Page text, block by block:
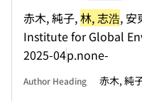
赤木, 純子,林, 志浩, 安
Institute for Global
2025-04p.none-
Author Heading 赤木, 純